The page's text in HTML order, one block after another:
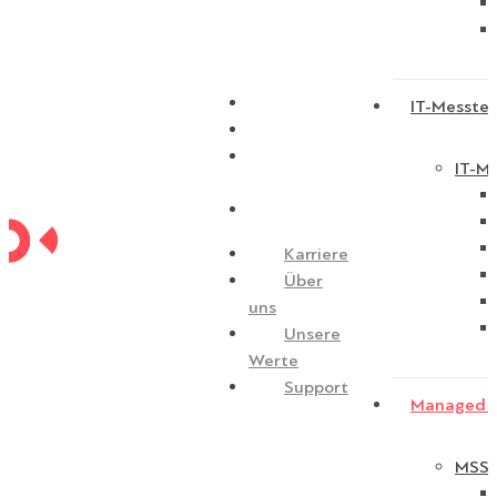
Karriere
Über
uns
Unsere
Werte
Support
IT-
IT-
Managed